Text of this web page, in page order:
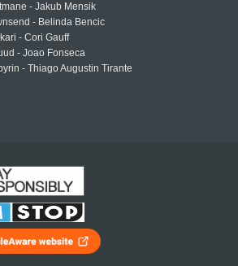
- Jakub Mensik
- Belinda Bencic
- Cori Gauff
- Joao Fonseca
- Thiago Augustin Tirante